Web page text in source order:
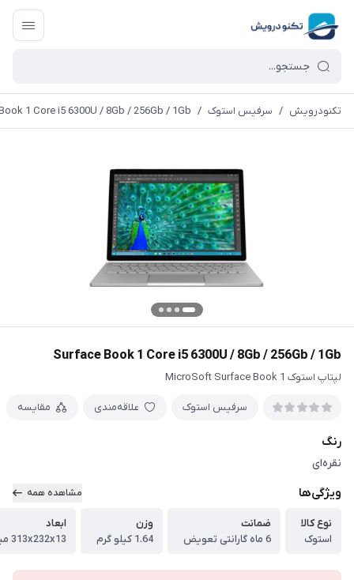
تکنودرویش / سرفیس استوک /
1 Core i5 6300U / 8Gb / 256Gb / 1Gb
Surface Book 1 Core i5 6300U / 8Gb / 256Gb / 1Gb
لپتاپ استوک MicroSoft Surface Book 1
سرفیس استوک علاقه‌مندی مقایسه
رنگ
نقره‌ای
ویژگی‌ها مشاهده همه
نوع کالا
استوک
ضمانت
6 ماه گارانتی تعویض
وزن
1.64 کیلو گرم
ابعاد
313x232x13 میلی‌متر